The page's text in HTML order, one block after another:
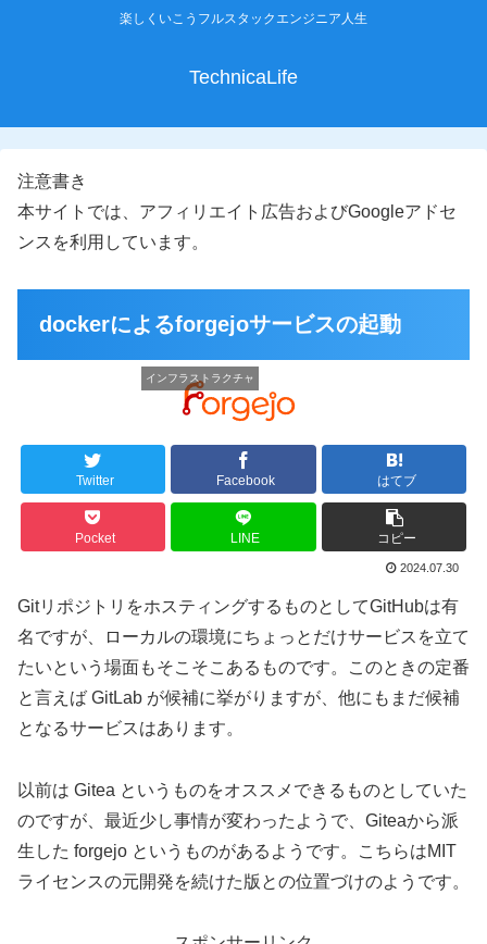
楽しくいこうフルスタックエンジニア人生
TechnicaLife
注意書き
本サイトでは、アフィリエイト広告およびGoogleアドセ
ンスを利用しています。
dockerによるforgejoサービスの起動
インフラストラクチャ
Twitter Facebook はてブ
Pocket LINE コピー
2024.07.30
GitリポジトリをホスティングするものとしてGitHubは有
名ですが、ローカルの環境にちょっとだけサービスを立て
たいという場面もそこそこあるものです。このときの定番
と言えば GitLab が候補に挙がりますが、他にもまだ候補
となるサービスはあります。
以前は Gitea というものをオススメできるものとしていた
のですが、最近少し事情が変わったようで、Giteaから派
生した forgejo というものがあるようです。こちらはMIT
ライセンスの元開発を続けた版との位置づけのようです。